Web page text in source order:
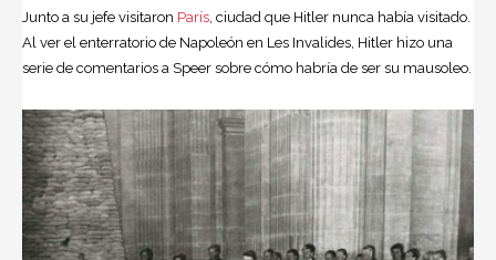
Junto a su jefe visitaron París, ciudad que Hitler nunca había visitado.
Al ver el enterratorio de Napoleón en Les Invalides, Hitler hizo una
serie de comentarios a Speer sobre cómo habría de ser su mausoleo.